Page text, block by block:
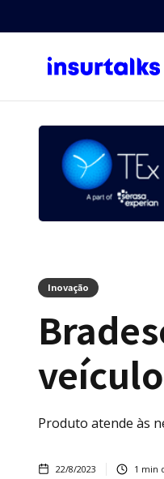
Inovação
Produto atende às
22/8/2023 1 min